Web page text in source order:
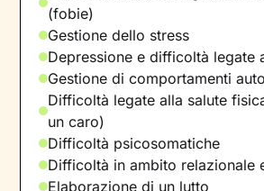
(fobie)
Gestione dello stress
Depressione e difficoltà legate
Gestione di comportamenti
Difficoltà legate alla salute
un caro)
Difficoltà psicosomatiche
Difficoltà in ambito relazionale
Elaborazione di un lutto